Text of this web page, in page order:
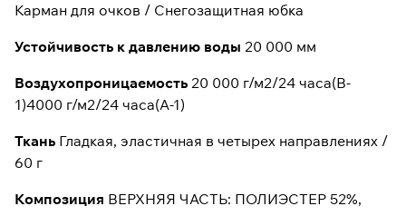
Карман для очков / Снегозащитная юбка
Устойчивость к давлению воды 20 000 мм
Воздухопроницаемость 20 000 г/м2/24 часа(B-
1)4000 г/м2/24 часа(A-1)
Ткань Гладкая, эластичная в четырех направлениях /
60 г
Композиция ВЕРХНЯЯ ЧАСТЬ: ПОЛИЭСТЕР 52%,